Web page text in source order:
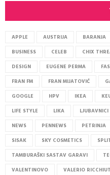
APPLE AUSTRIJA BARANJA
BUSINESS
CELEB CHIX
DESIGN
EUGENE PERMA
FRAN FM
FRAN MIJATOVIĆ
GOOGLE
HPV IKEA
LIFE STYLE
LIKA LJUBAVNICI
NEWS
PENNEWS PETRINJA
SISAK
SKY COSMETICS
TAMBURAŠKI SASTAV GARAVI
VALENTINOVO
VALERIO